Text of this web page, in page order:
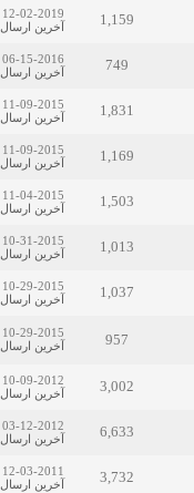
1,159
12-02-2019 01:49 PM
آخرین ارسال
749
06-15-2016 01:08 PM
آخرین ارسال
1,831
11-09-2015 02:25 PM
آخرین ارسال
1,169
11-09-2015 02:14 PM
آخرین ارسال
1,503
11-04-2015 01:22 PM
آخرین ارسال
1,013
10-31-2015 04:11 PM
آخرین ارسال
1,037
10-29-2015 12:40 PM
آخرین ارسال
957
10-29-2015 12:26 PM
آخرین ارسال
3,002
10-09-2012 08:23 AM
آخرین ارسال
6,633
03-12-2012 01:00 AM
آخرین ارسال
3,732
12-03-2011 11:52 PM
آخرین ارسال